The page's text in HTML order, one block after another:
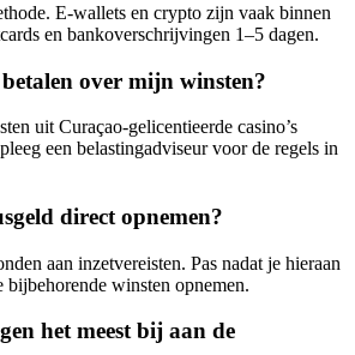
E-wallets en crypto zijn vaak binnen
en bankoverschrijvingen 1–5 dagen.
over mijn winsten?
uit Curaçao-gelicentieerde casino’s
een belastingadviseur voor de regels in
direct opnemen?
aan inzetvereisten. Pas nadat je hieraan
bijbehorende winsten opnemen.
het meest bij aan de